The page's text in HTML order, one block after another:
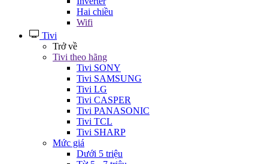
Hai chiều
Wifi
Tivi
Trở về
Tivi theo hãng
Tivi SONY
Tivi SAMSUNG
Tivi LG
Tivi CASPER
Tivi PANASONIC
Tivi TCL
Tivi SHARP
Mức giá
Dưới 5 triệu